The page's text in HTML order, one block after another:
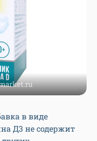
в виде
Д3 не содержит